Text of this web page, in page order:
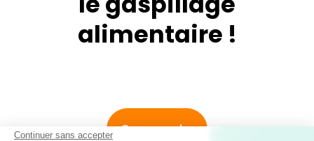
Continuer sans accepter
alimentaire !
Commander